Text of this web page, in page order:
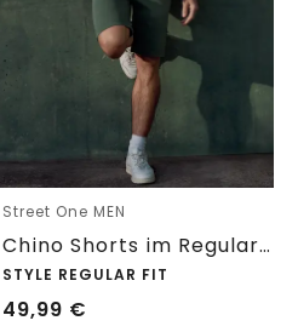
Street One MEN
Chino Shorts im Regular Fit mit Flexbund
STYLE REGULAR FIT
49,99 €